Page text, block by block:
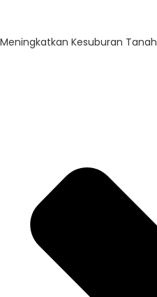
Meningkatkan Kesuburan Tanah